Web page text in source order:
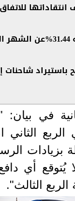
انتقاداتها
شاحنات إف-150
في
الثاني
بزيادات
يُتوقع أي
الثالث".